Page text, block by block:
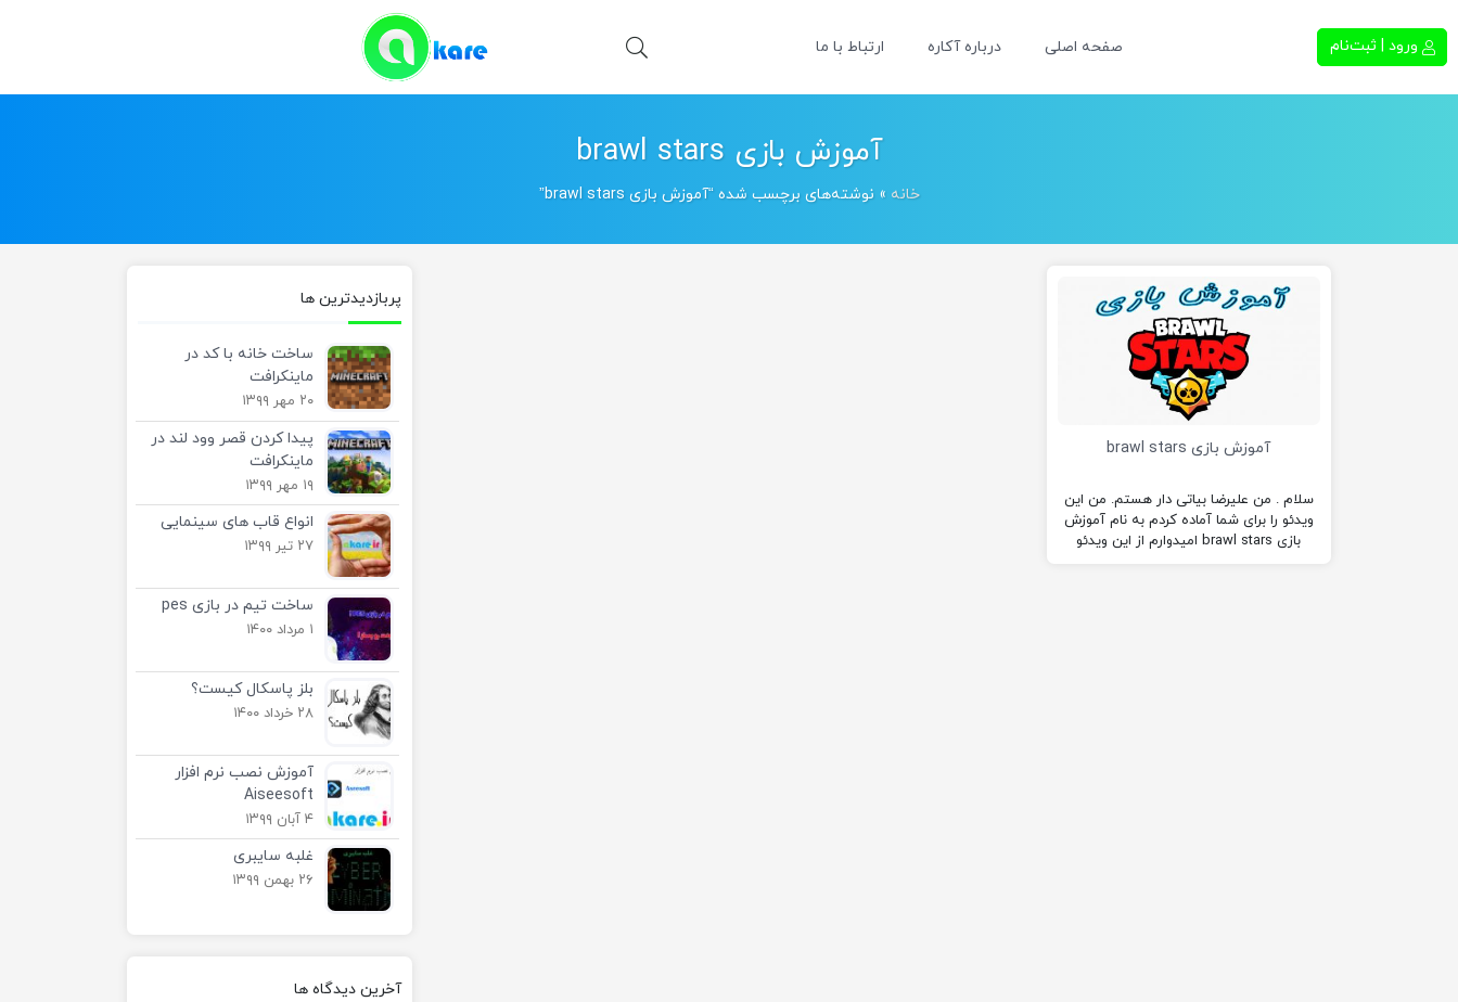
ورود | ثبت‌نام صفحه اصلی درباره آکاره ارتباط با ما
آموزش بازی brawl stars
خانه » نوشته‌های برچسب شده “آموزش بازی brawl stars”
آموزش بازی brawl stars
سلام . من علیرضا بیاتی دار هستم. من این
ویدئو را برای شما آماده کردم به نام آموزش
بازی brawl stars امیدوارم از این ویدئو
پربازدیدترین ها
ساخت خانه با کد در
ماینکرافت
۲۰ مهر ۱۳۹۹
پیدا کردن قصر وود لند در
ماینکرافت
۱۹ مهر ۱۳۹۹
انواع قاب های سینمایی
۲۷ تیر ۱۳۹۹
ساخت تیم در بازی pes
۱ مرداد ۱۴۰۰
بلز پاسکال کیست؟
۲۸ خرداد ۱۴۰۰
آموزش نصب نرم افزار
Aiseesoft
۴ آبان ۱۳۹۹
غلبه سایبری
۲۶ بهمن ۱۳۹۹
آخرین دیدگاه ها